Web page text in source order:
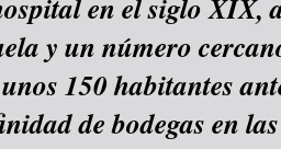
y un número
150 habitantes
de bodegas en